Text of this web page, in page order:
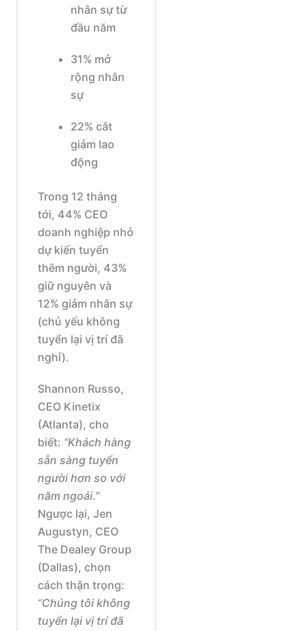
nhân sự từ
đầu năm
31% mở
rộng nhân
sự
22% cắt
giảm lao
động
Trong 12 tháng
tới, 44% CEO
doanh nghiệp nhỏ
dự kiến tuyển
thêm người, 43%
giữ nguyên và
12% giảm nhân sự
(chủ yếu không
tuyển lại vị trí đã
nghỉ).
Shannon Russo,
CEO Kinetix
(Atlanta), cho
biết: “Khách hàng
sẵn sàng tuyển
người hơn so với
năm ngoái.”
Ngược lại, Jen
Augustyn, CEO
The Dealey Group
(Dallas), chọn
cách thận trọng:
“Chúng tôi không
tuyển lại vị trí đã